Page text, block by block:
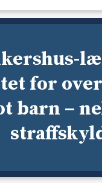
for
barn –